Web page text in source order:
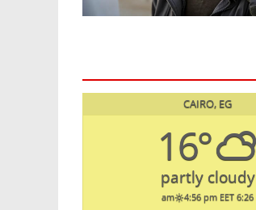
CAIRO, EG
16°
partly cloudy
6:26 am
4:56 pm EET